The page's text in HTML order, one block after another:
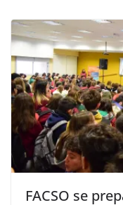
FACSO se